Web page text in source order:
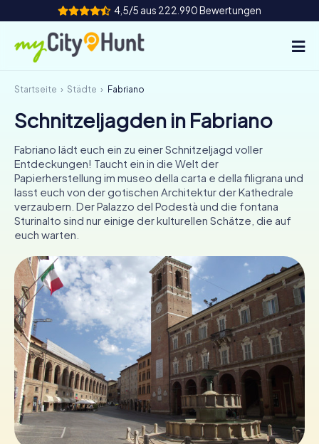
4,5/5 aus 222.990 Bewertungen
So funktioniert's
Städte
Touren
Teamevent
Tickets
INT AT CH
DE
ES
FR UK
IE
IT
NL
Tickets buchen
Gutscheine bestellen
Startseite Städte Fabriano
Schnitzeljagden in Fabriano
Fabriano lädt euch ein zu einer Schnitzeljagd voller
Entdeckungen! Taucht ein in die Welt der
Papierherstellung im museo della carta e della filigrana und
lasst euch von der gotischen Architektur der Kathedrale
verzaubern. Der Palazzo del Podestà und die fontana
Sturinalto sind nur einige der kulturellen Schätze, die auf
euch warten.